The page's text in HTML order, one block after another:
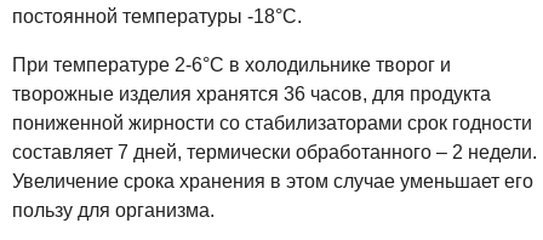
постоянной температуры -18°C.
При температуре 2-6°C в холодильнике творог и
творожные изделия хранятся 36 часов, для продукта
пониженной жирности со стабилизаторами срок годности
составляет 7 дней, термически обработанного – 2 недели.
Увеличение срока хранения в этом случае уменьшает его
пользу для организма.